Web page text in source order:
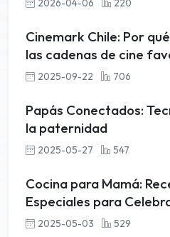
2026-04-06 220
Cinemark Chile: Por
las cadenas de cine
2025-09-22 706
Papás Conectados:
la paternidad
2025-05-27 547
Cocina para Mamá:
Especiales para
2025-05-03 529